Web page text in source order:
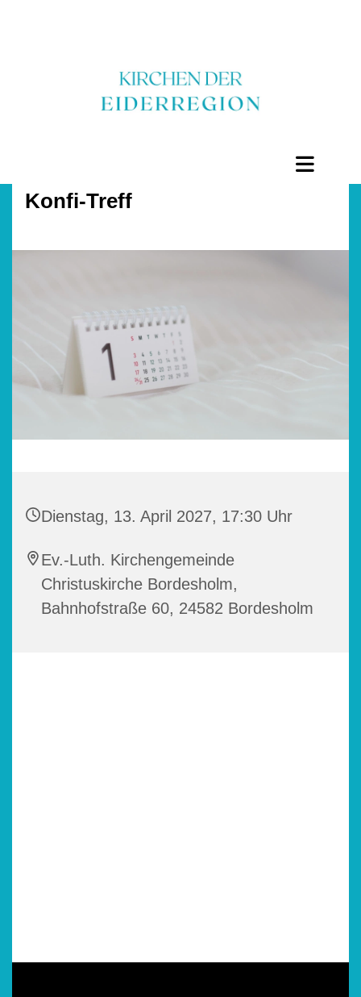
Konfi-Treff
Dienstag, 13. April 2027, 17:30 Uhr
Ev.-Luth. Kirchengemeinde
Christuskirche Bordesholm,
Bahnhofstraße 60, 24582 Bordesholm